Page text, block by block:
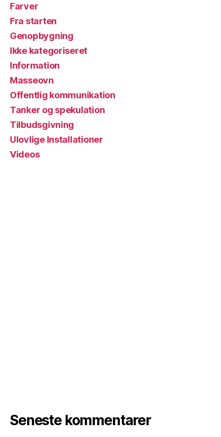
Farver
Fra starten
Genopbygning
Ikke kategoriseret
Information
Masseovn
Offentlig kommunikation
Tanker og spekulation
Tilbudsgivning
Ulovlige Installationer
Videos
Seneste kommentarer